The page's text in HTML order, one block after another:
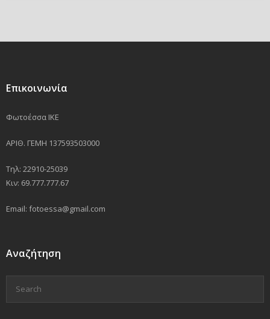
Επικοινωνία
Φωτοέσσα ΙΚΕ
ΑΡΙΘ. ΓΕΜΗ 137593503000
Τηλ: 22910-25039
Κιν: 69.777.777.67
Email: fotoessa@gmail.com
Αναζήτηση